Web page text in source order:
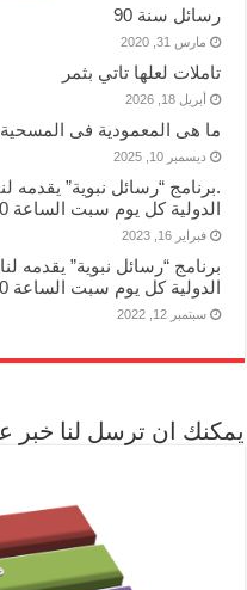
رسائل سنة 90
مارس 31, 2020
تاملات لعلها تاتي بثمر
أبريل 18, 2026
ما هى المعمودية فى
ديسمبر 10, 2025
.برنامج “رسائل نبوية”
الدولية كل يوم سبت الساعة 10 مساء بتوقيت مصر
فبراير 16, 2023
برنامج “رسائل نبوية” يقدمه
الدولية كل يوم سبت الساعة 10 مساء بتوقيت مصر
سبتمبر 12, 2022
يمكنك ان ترسل لنا خبر